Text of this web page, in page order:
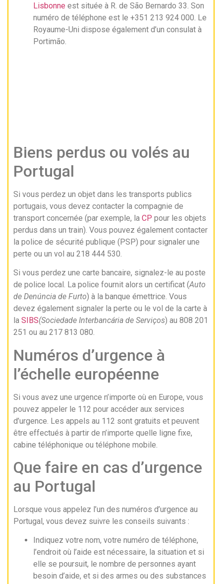
Lisbonne est située à R. de São Bernardo 33. Son
numéro de téléphone est le +351 213 924 000. Le
Royaume-Uni dispose également d’un consulat à
Portimão.
Biens perdus ou volés au
Portugal
Si vous perdez un objet dans les transports publics
portugais, vous devez contacter la compagnie de
transport concernée (par exemple, la CP pour les objets
perdus dans un train). Vous pouvez également contacter
la police de sécurité publique (PSP) pour signaler une
perte ou un vol au 218 444 530.
Si vous perdez une carte bancaire, signalez-le au poste
de police local. La police fournit alors un certificat (Auto
de Denúncia de Furto) à la banque émettrice. Vous
devez également signaler la perte ou le vol de la carte à
la SIBS(Sociedade Interbancária de Serviços) au 808 201
251 ou au 217 813 080.
Numéros d’urgence à
l’échelle européenne
Si vous avez une urgence n’importe où en Europe, vous
pouvez appeler le 112 pour accéder aux services
d’urgence. Les appels au 112 sont gratuits et peuvent
être effectués à partir de n’importe quelle ligne fixe,
cabine téléphonique ou téléphone mobile.
Que faire en cas d’urgence
au Portugal
Lorsque vous appelez l’un des numéros d’urgence au
Portugal, vous devez suivre les conseils suivants :
Indiquez votre nom, votre numéro de téléphone,
l’endroit où l’aide est nécessaire, la situation et si
elle se poursuit, le nombre de personnes ayant
besoin d’aide, et si des armes ou des substances